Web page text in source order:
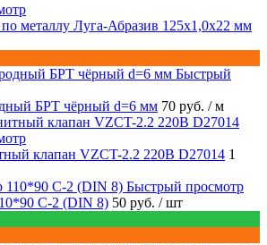
металлу Луга-Абразив 125x1,0x22 мм
Быстрый
БРТ чёрный d=6 мм 70 руб. / м
клапан VZCT-2.2 220В D27014 1
Быстрый просмотр
С-2 (DIN 8) 50 руб. / шт